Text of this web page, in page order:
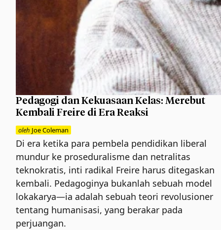
Pedagogi dan Kekuasaan Kelas: Merebut
Kembali Freire di Era Reaksi
oleh Joe Coleman
Di era ketika para pembela pendidikan liberal
mundur ke proseduralisme dan netralitas
teknokratis, inti radikal Freire harus ditegaskan
kembali. Pedagoginya bukanlah sebuah model
lokakarya—ia adalah sebuah teori revolusioner
tentang humanisasi, yang berakar pada
perjuangan.